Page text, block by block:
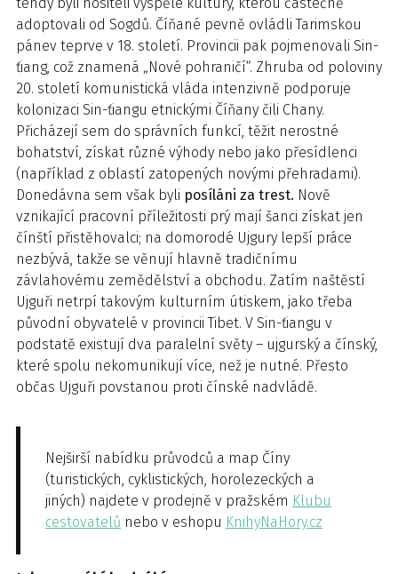
adoptovali od Sogdů. Číňané pevně ovládli Tarimskou
pánev teprve v 18. století. Provincii pak pojmenovali Sin-
ťiang, což znamená „Nové pohraničí“. Zhruba od poloviny
20. století komunistická vláda intenzivně podporuje
kolonizaci Sin-ťiangu etnickými Číňany čili Chany.
Přicházejí sem do správních funkcí, těžit nerostné
bohatství, získat různé výhody nebo jako přesídlenci
(například z oblastí zatopených novými přehradami).
Donedávna sem však byli posíláni za trest. Nově
vznikající pracovní příležitosti prý mají šanci získat jen
čínští přistěhovalci; na domorodé Ujgury lepší práce
nezbývá, takže se věnují hlavně tradičnímu
závlahovému zemědělství a obchodu. Zatím naštěstí
Ujguři netrpí takovým kulturním útiskem, jako třeba
původní obyvatelé v provincii Tibet. V Sin-ťiangu v
podstatě existují dva paralelní světy – ujgurský a čínský,
které spolu nekomunikují více, než je nutné. Přesto
občas Ujguři povstanou proti čínské nadvládě.
Nejširší nabídku průvodců a map Číny
(turistických, cyklistických, horolezeckých a
jiných) najdete v prodejně v pražském Klubu
cestovatelů nebo v eshopu KnihyNaHory.cz